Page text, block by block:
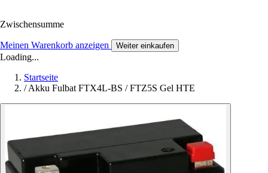
Zwischensumme
Meinen Warenkorb anzeigen Weiter einkaufen
Loading...
Startseite
/ Akku Fulbat FTX4L-BS / FTZ5S Gel HTE